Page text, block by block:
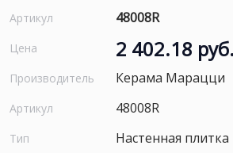
Артикул 48008R
Цена 2 402.18 руб.
Производитель Керама Марацци
Артикул 48008R
Тип Настенная плитка